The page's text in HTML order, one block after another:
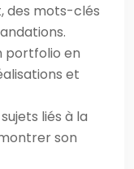
des mots-clés
portfolio en
et
liés à la
son